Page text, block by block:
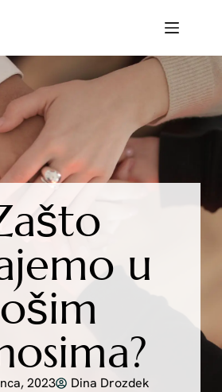
u
2023 Dina Drozdek